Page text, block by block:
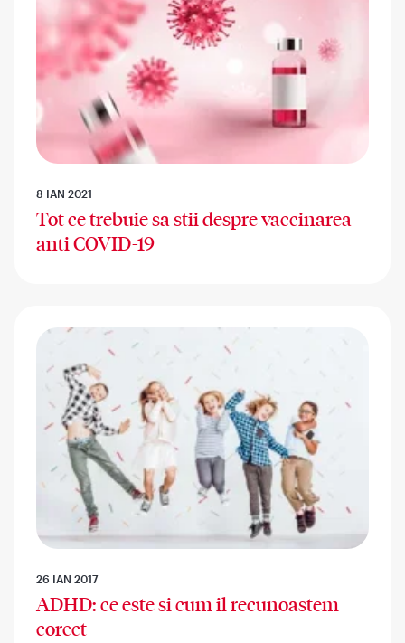
8 IAN 2021
Tot ce trebuie sa stii despre vaccinarea
anti COVID-19
26 IAN 2017
ADHD: ce este si cum il recunoastem
corect